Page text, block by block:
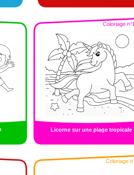
Coloriage
Licorne sur une plage tropicale
Coloriage